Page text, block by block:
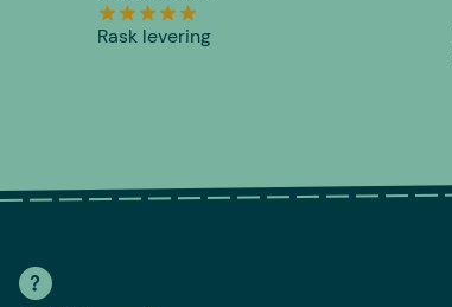
Rask levering